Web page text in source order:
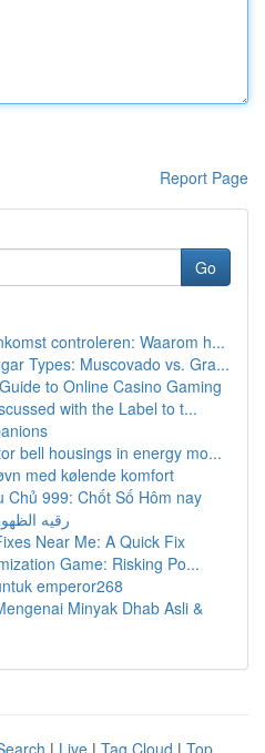
Report Page
Go
controleren: Waarom h...
Types: Muscovado vs. Gra...
to Online Casino Gaming
with the Label to t...
bell housings in energy mo...
med kølende komfort
Chủ 999: Chốt Số Hôm nay
رقيه
Near Me: A Quick Fix
Game: Risking Po...
emperor268
Minyak Dhab Asli &
| Live | Tag Cloud | Top